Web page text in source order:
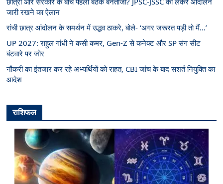
जारी रखने का ऐलान
रांची छात्र आंदोलन के समर्थन में उद्धव ठाकरे, बोले- ‘अगर जरूरत पड़ी तो मैं…’
UP 2027: राहुल गांधी ने कसी कमर, Gen-Z से कनेक्ट और SP संग सीट
बंटवारे पर जोर
नौकरी का इंतजार कर रहे अभ्यर्थियों को राहत, CBI जांच के बाद सशर्त नियुक्ति का
आदेश
राशिफल